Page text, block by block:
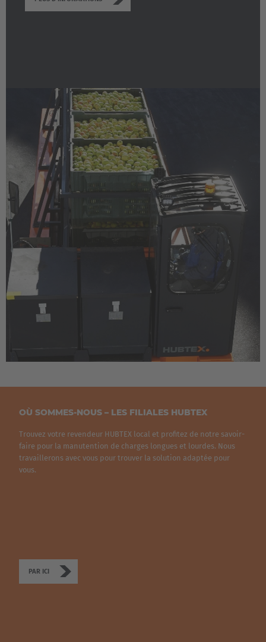
Nederlands Français Deutsch
Deutschland
Deutsch
España
Español
France
Français
Great Britain
English
Italia
Italiano
Deutsch
Polska
English Neutral
OÙ SOMMES-NOUS – LES FILIALES HUBTEX
Trouvez votre revendeur HUBTEX local et profitez de notre savoir-
faire pour la manutention de charges longues et lourdes. Nous
travaillerons avec vous pour trouver la solution adaptée pour
vous.
PAR ICI